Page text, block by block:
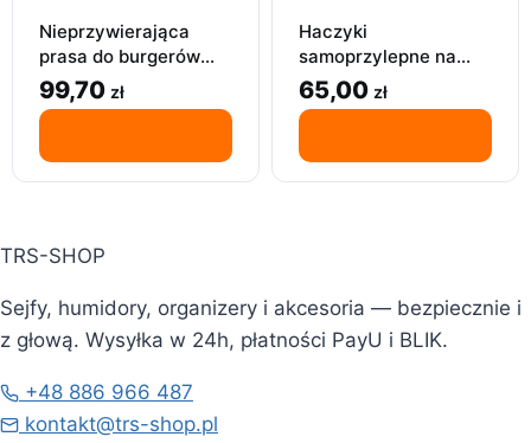
Nieprzywierająca
prasa do burgerów
hamburgerów party 3
w 1 forma + papier
99,70 zł
Haczyki
samoprzylepne na
ręcznik | 4szt| Czarny
3M
65,00 zł
TRS-SHOP
Sejfy, humidory, organizery i akcesoria — bezpiecznie i
z głową. Wysyłka w 24h, płatności PayU i BLIK.
+48 886 966 487
kontakt@trs-shop.pl